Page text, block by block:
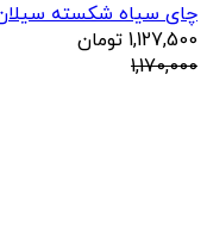
چای سیاه شکسته
1,127,500 تومان
1,170,000